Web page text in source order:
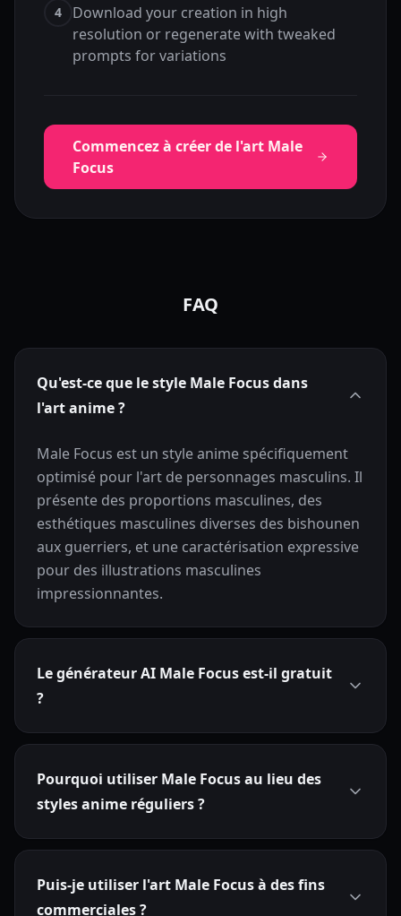
4
Download your creation in high
resolution or regenerate with tweaked
prompts for variations
Commencez à créer de l'art Male
Focus
FAQ
Qu'est-ce que le style Male Focus dans
l'art anime ?
Male Focus est un style anime spécifiquement
optimisé pour l'art de personnages masculins. Il
présente des proportions masculines, des
esthétiques masculines diverses des bishounen
aux guerriers, et une caractérisation expressive
pour des illustrations masculines
impressionnantes.
Le générateur AI Male Focus est-il gratuit
?
Pourquoi utiliser Male Focus au lieu des
styles anime réguliers ?
Puis-je utiliser l'art Male Focus à des fins
commerciales ?